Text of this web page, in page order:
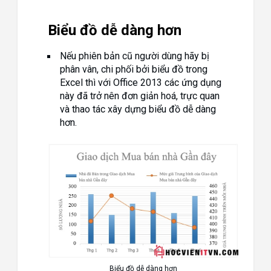
Biểu đồ dễ dàng hơn
Nếu phiên bản cũ người dùng hãy bị
phân vân, chi phối bởi biểu đồ trong
Excel thì với Office 2013 các ứng dụng
này đã trở nên đơn giản hoá, trực quan
và thao tác xây dựng biểu đồ dễ dàng
hơn.
Biểu đồ dễ dàng hơn